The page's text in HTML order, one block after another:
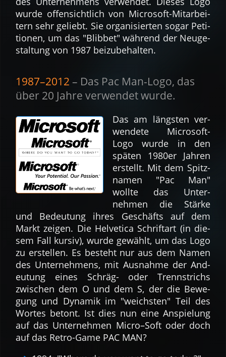
wurde offen­sicht­lich von Micro­soft-Mit­arbei­
tern sehr ge­liebt. Sie orga­nisier­ten sogar Peti­
tionen, um das "Blibbet" wäh­rend der Neu­ge­
stal­tung von 1987 bei­zu­be­hal­ten.
1987–2012 – Das Pac Man-Logo, das
über 20 Jahre ver­wen­det wurde.
Das am läng­sten ver­
wen­dete Micro­soft-
Logo wurde in den
spä­ten 1980er Jahren
er­stellt. Mit dem Spitz­
namen "Pac Man"
wollte das Unter­
nehmen die Stärke
und Be­deu­tung ihres Ge­schäfts auf dem
Markt zeigen. Die Helve­tica Schrift­art (in die­
sem Fall kursiv), wurde ge­wählt, um das Logo
zu er­stel­len. Es be­steht nur aus dem Namen
des Unter­nehmens, mit Aus­nahme der And­
eu­tung eines Schräg- oder Trenn­strichs
zwischen dem O und dem S, der die Be­we­
gung und Dyna­mik im "weich­sten" Teil des
Wor­tes betont. Ist dies nun eine An­spie­lung
auf das Unter­nehmen Micro–Soft oder doch
auf das Retro-Game PAC MAN?